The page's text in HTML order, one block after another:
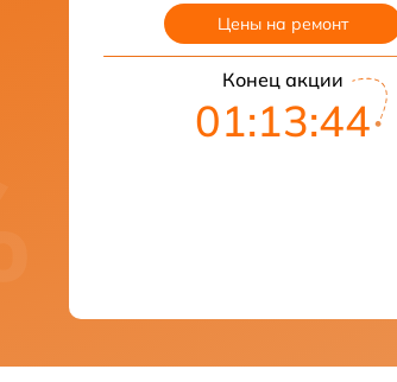
Цены на ремонт
Конец акции
01:13:43